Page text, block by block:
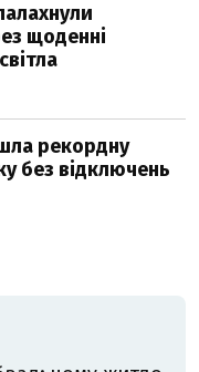
щоденні
рекордну
без відключень